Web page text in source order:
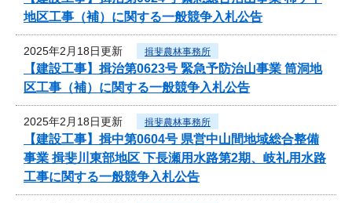
地区工事（補）に関する一般競争入札公告
2025年2月18日更新 揖斐農林事務所
【建設工事】揖治第0623号 緊急予防治山事業 筒洞地
区工事（補）に関する一般競争入札公告
2025年2月18日更新 揖斐農林事務所
【建設工事】揖中第0604号 県営中山間地域総合整備
事業 揖斐川東部地区 下長瀬用水路第2期、岐礼用水路
工事に関する一般競争入札公告